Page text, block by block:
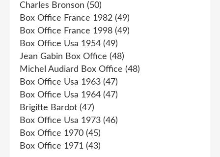
Charles Bronson (50)
Box Office France 1982 (49)
Box Office France 1998 (49)
Box Office Usa 1954 (49)
Jean Gabin Box Office (48)
Michel Audiard Box Office (48)
Box Office Usa 1963 (47)
Box Office Usa 1964 (47)
Brigitte Bardot (47)
Box Office Usa 1973 (46)
Box Office 1970 (45)
Box Office 1971 (43)